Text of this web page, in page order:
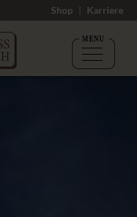
Shop Karriere
MENU